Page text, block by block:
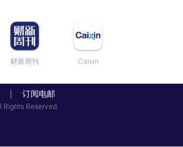
财新周刊 Caixin
订阅电邮
Rights Reserved